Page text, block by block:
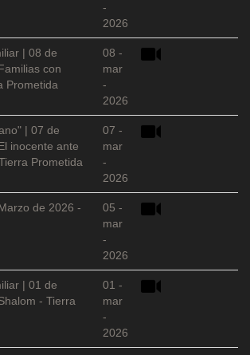
-
2026
| 08 de
con
Prometida
08 -
mar
-
2026
| 07 de
inocente ante
Prometida
07 -
mar
-
2026
de 2026 -
05 -
mar
-
2026
| 01 de
- Tierra
01 -
mar
-
2026